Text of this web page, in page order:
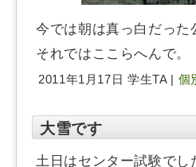
今では朝は真っ白だっ
それではここらへんで。
2011年1月17日 学生TA | 個
大雪です
土日はセンター試験でし